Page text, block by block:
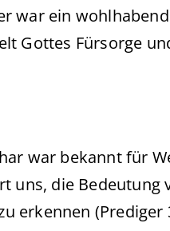
war ein
Gottes Fürsorge
war bekannt für
uns, die
erkennen (Prediger